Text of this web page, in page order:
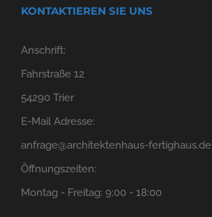
KONTAKTIEREN SIE UNS
Anschrift:
Fahrstraße 12
54290 Trier
E-Mail Adresse:
anfrage@architektenhaus-fertighaus.de
Öffnungszeiten:
Montag - Freitag: 9:00 - 18:00